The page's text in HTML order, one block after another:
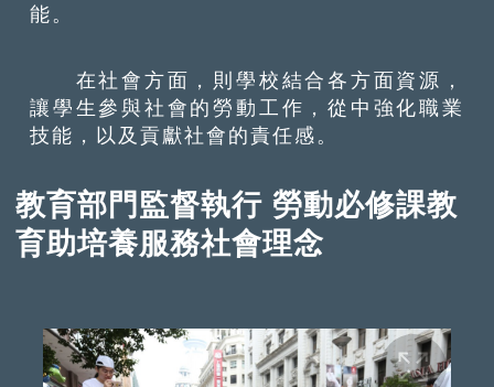
能。
在社會方面，則學校結合各方面資源，
讓學生參與社會的勞動工作，從中強化職業
技能，以及貢獻社會的責任感。
教育部門監督執行 勞動必修課教
育助培養服務社會理念